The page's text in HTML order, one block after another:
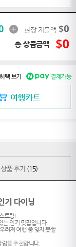
현장 지불액 $0
총 상품금액 $0
택 보기 결제가능
여행카트
상품 후기 (15)
기 다이닝
토랑!
는 인기 맛집입니다.
러져 여행 중 잊지 못할
을 추천합니다.